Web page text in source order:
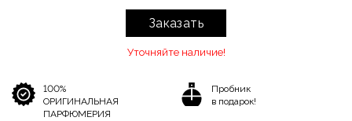
Заказать
Уточняйте наличие!
100%
ОРИГИНАЛЬНАЯ
ПАРФЮМЕРИЯ
Пробник
в подарок!